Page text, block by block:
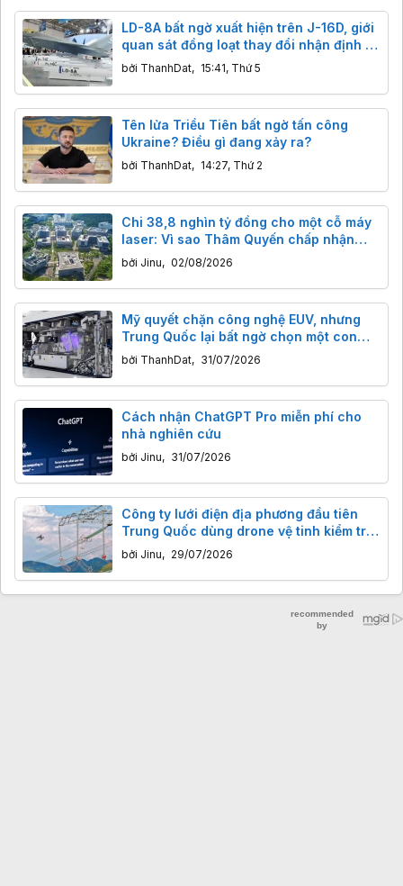
LD-8A bất ngờ xuất hiện trên J-16D, giới
quan sát đồng loạt thay đổi nhận định về
tên lửa chống radar mới của Trung
bởi ThanhDat, 15:41, Thứ 5
Tên lửa Triều Tiên bất ngờ tấn công
Ukraine? Điều gì đang xảy ra?
bởi ThanhDat, 14:27, Thứ 2
Chi 38,8 nghìn tỷ đồng cho một cỗ máy
laser: Vì sao Thâm Quyến chấp nhận
"mài kiếm" cả trăm năm
bởi Jinu, 02/08/2026
Mỹ quyết chặn công nghệ EUV, nhưng
Trung Quốc lại bất ngờ chọn một con
đường khác để phát triển chip tiên tiến
bởi ThanhDat, 31/07/2026
Cách nhận ChatGPT Pro miễn phí cho
nhà nghiên cứu
bởi Jinu, 31/07/2026
Công ty lưới điện địa phương đầu tiên
Trung Quốc dùng drone vệ tinh kiểm tra
đường dây điện vùng núi sâu, tiết kiệm
thời gian kỷ lục
bởi Jinu, 29/07/2026